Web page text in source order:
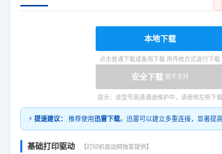
本地下载
点击普通下载或备用下载 用传统方式进行下载
安全下载 暂不支持
提示：该型号高速通道维护中，请使用左侧下载
⚡ 提速建议： 推荐使用迅雷下载。迅雷可以建立多重连接，显著提
基础打印驱动 【打印机驱动网独家提供】